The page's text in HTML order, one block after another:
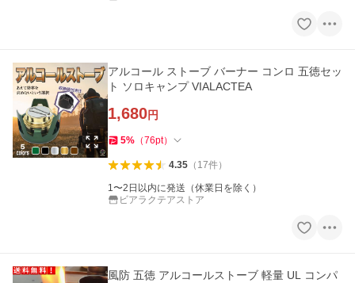
アルコール ストーブ バーナー コンロ 五徳セッ
ト ソロキャンプ VIALACTEA
1,680円
5% （76pt）
4.35（ 17件）
1〜2日以内に発送（休業日を除く）
ビアラクテアストア
風防 五徳 アルコールストーブ 軽量 UL コンパ